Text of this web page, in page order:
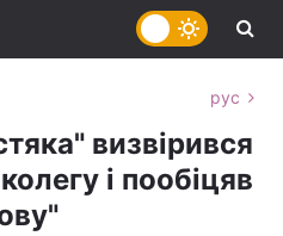
рус
визвірився
і пообіцяв